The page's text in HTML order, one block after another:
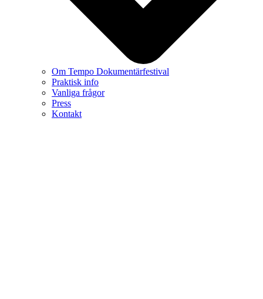
Om Tempo Dokumentärfestival
Praktisk info
Vanliga frågor
Press
Kontakt